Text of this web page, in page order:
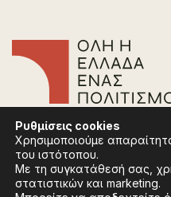
Συχνές Ερωτήσεις
Πολιτική Απορρήτου
Όροι Χρήσης
Πολιτική Cookies
Ρυθμίσεις cookies
Χρησιμοποιούμε
του ιστότοπου.
Με τη συγκατάθεσή σας,
στατιστικών και marketing.